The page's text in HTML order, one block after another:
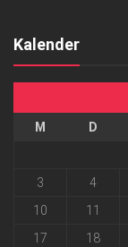
Kalender
M D
3
4
10
11
17
18